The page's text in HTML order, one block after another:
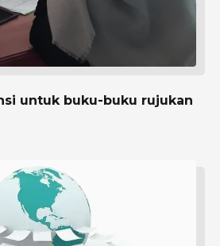
untuk buku-buku rujukan